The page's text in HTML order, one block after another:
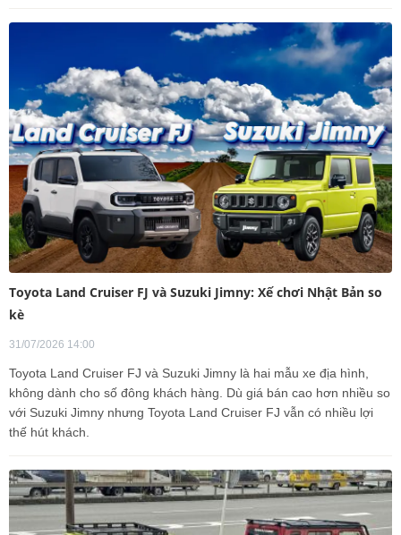
Toyota Land Cruiser FJ và Suzuki Jimny: Xế chơi Nhật Bản so
kè
31/07/2026 14:00
Toyota Land Cruiser FJ và Suzuki Jimny là hai mẫu xe địa hình,
không dành cho số đông khách hàng. Dù giá bán cao hơn nhiều so
với Suzuki Jimny nhưng Toyota Land Cruiser FJ vẫn có nhiều lợi
thế hút khách.